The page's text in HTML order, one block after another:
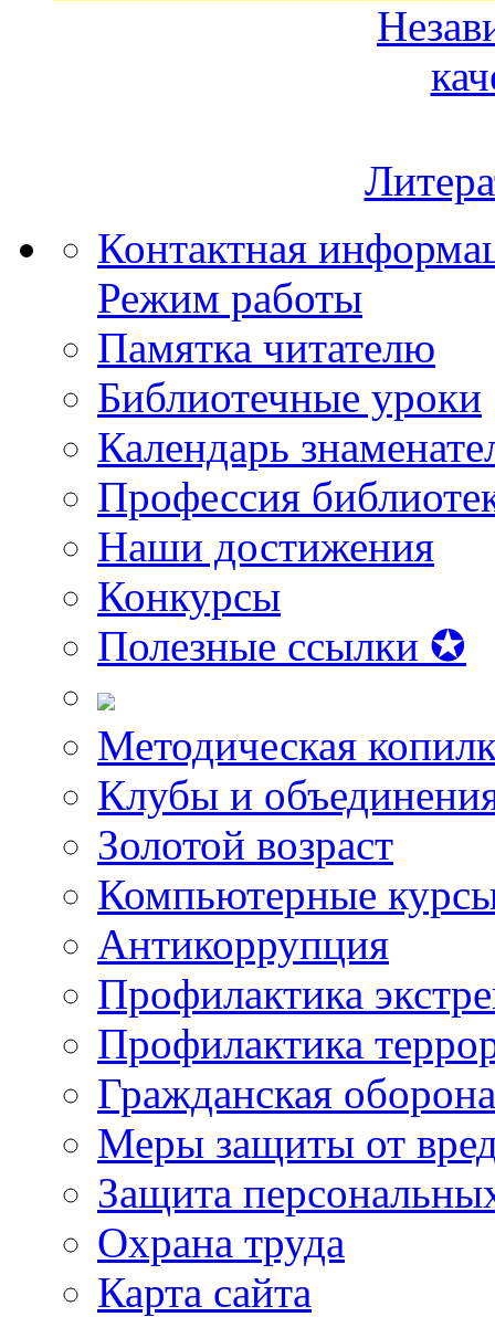
Контактная
Режим работы
Памятка читателю
Библиотечные уроки
Календарь
Профессия
Наши достижения
Конкурсы
Полезные ссылки ✪
Методическая
Клубы и
Золотой возраст
Компьютерные
Антикоррупция
Профилактика
Профилактика
Гражданская оборона
Меры защиты от
Защита
Охрана труда
Карта сайта